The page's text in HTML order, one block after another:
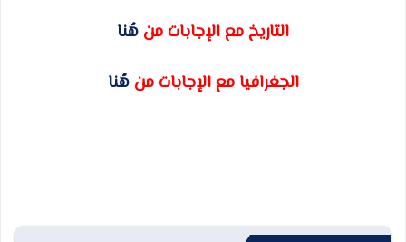
التاريخ مع الإجابات من هُنا
الجغرافيا مع الإجابات من هُنا